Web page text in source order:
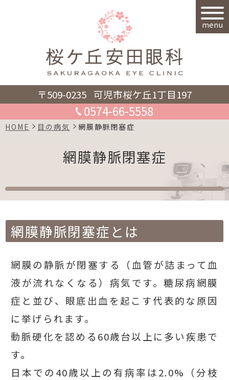
〒509-0235 可児市桜ケ丘1丁目197
0574-66-5558
menu
HOME 目の病気 網膜静脈閉塞症
網膜静脈閉塞症
網膜静脈閉塞症とは
網膜の静脈が閉塞する（血管が詰まって血
液が流れなくなる）病気です。糖尿病網膜
症と並び、眼底出血を起こす代表的な原因
に挙げられます。
動脈硬化を認める60歳台以上に多い疾患で
す。
日本での40歳以上の有病率は2.0%（分枝